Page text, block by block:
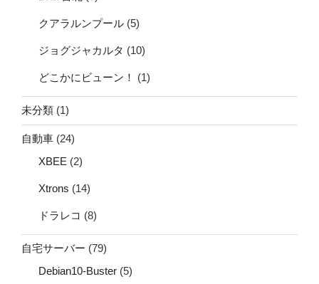
クアラルンプール (5)
ジョグジャカルタ (10)
どこかにビューン！ (1)
未分類 (1)
自動車 (24)
XBEE (2)
Xtrons (14)
ドラレコ (8)
自宅サーバー (79)
Debian10-Buster (5)